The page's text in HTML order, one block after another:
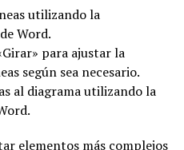
utilizando la
Word.
para ajustar la
según sea necesario.
al diagrama utilizando la
elementos más complejos